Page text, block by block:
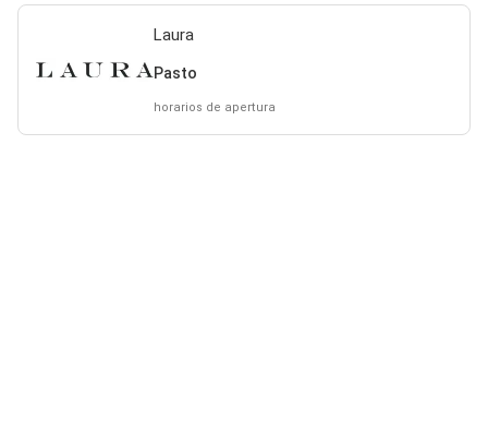
Laura
Pasto
horarios de apertura